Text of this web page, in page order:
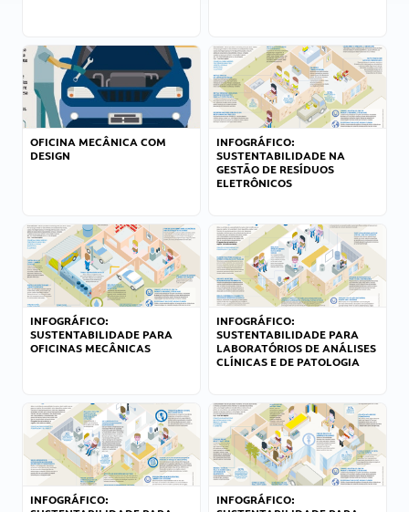
OFICINA MECÂNICA COM
DESIGN
INFOGRÁFICO:
SUSTENTABILIDADE NA
GESTÃO DE RESÍDUOS
ELETRÔNICOS
INFOGRÁFICO:
SUSTENTABILIDADE PARA
OFICINAS MECÂNICAS
INFOGRÁFICO:
SUSTENTABILIDADE PARA
LABORATÓRIOS DE ANÁLISES
CLÍNICAS E DE PATOLOGIA
INFOGRÁFICO:
INFOGRÁFICO: